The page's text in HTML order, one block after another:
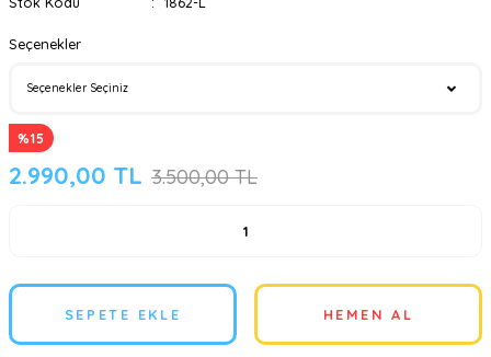
Seçenekler
%15
2.990,00 TL 3.500,00 TL
SEPETE EKLE HEMEN AL